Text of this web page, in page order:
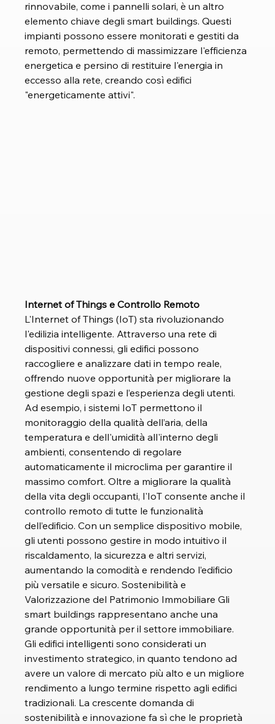
rinnovabile, come i pannelli solari, è un altro
elemento chiave degli smart buildings. Questi
impianti possono essere monitorati e gestiti da
remoto, permettendo di massimizzare l'efficienza
energetica e persino di restituire l'energia in
eccesso alla rete, creando così edifici
"energeticamente attivi".
Internet of Things e Controllo Remoto
L'Internet of Things (IoT) sta rivoluzionando
l'edilizia intelligente. Attraverso una rete di
dispositivi connessi, gli edifici possono
raccogliere e analizzare dati in tempo reale,
offrendo nuove opportunità per migliorare la
gestione degli spazi e l’esperienza degli utenti.
Ad esempio, i sistemi IoT permettono il
monitoraggio della qualità dell’aria, della
temperatura e dell'umidità all'interno degli
ambienti, consentendo di regolare
automaticamente il microclima per garantire il
massimo comfort. Oltre a migliorare la qualità
della vita degli occupanti, l'IoT consente anche il
controllo remoto di tutte le funzionalità
dell’edificio. Con un semplice dispositivo mobile,
gli utenti possono gestire in modo intuitivo il
riscaldamento, la sicurezza e altri servizi,
aumentando la comodità e rendendo l’edificio
più versatile e sicuro. Sostenibilità e
Valorizzazione del Patrimonio Immobiliare Gli
smart buildings rappresentano anche una
grande opportunità per il settore immobiliare.
Gli edifici intelligenti sono considerati un
investimento strategico, in quanto tendono ad
avere un valore di mercato più alto e un migliore
rendimento a lungo termine rispetto agli edifici
tradizionali. La crescente domanda di
sostenibilità e innovazione fa sì che le proprietà